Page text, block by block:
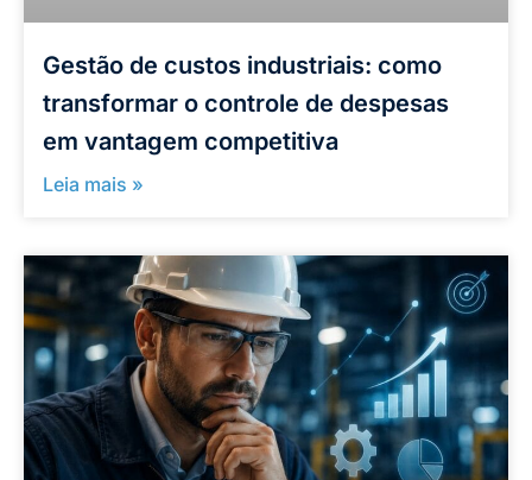
Gestão de custos industriais: como
transformar o controle de despesas
em vantagem competitiva
Leia mais »